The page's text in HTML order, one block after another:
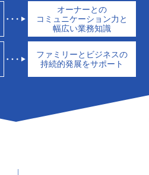
オーナーとの
コミュニケーション力と
幅広い業務知識
ファミリーとビジネスの
持続的発展をサポート